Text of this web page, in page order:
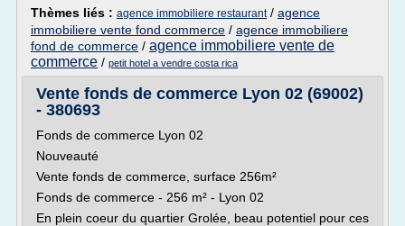
Thèmes liés : agence immobiliere restaurant/ agence
immobiliere vente fond commerce / agence immobiliere
fond de commerce / agence immobiliere vente de
commerce / petit hotel a vendre costa rica
Vente fonds de commerce Lyon 02 (69002)
- 380693
Fonds de commerce Lyon 02
Nouveauté
Vente fonds de commerce, surface 256m²
Fonds de commerce - 256 m² - Lyon 02
En plein coeur du quartier Grolée, beau potentiel pour ces